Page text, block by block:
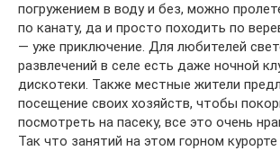
погружением в воду и без, можно
по канату, да и просто походить по
— уже приключение. Для любителей
развлечений в селе есть даже ночной
дискотеки. Также местные жители
посещение своих хозяйств, чтобы
посмотреть на пасеку, все это очень
Так что занятий на этом горном